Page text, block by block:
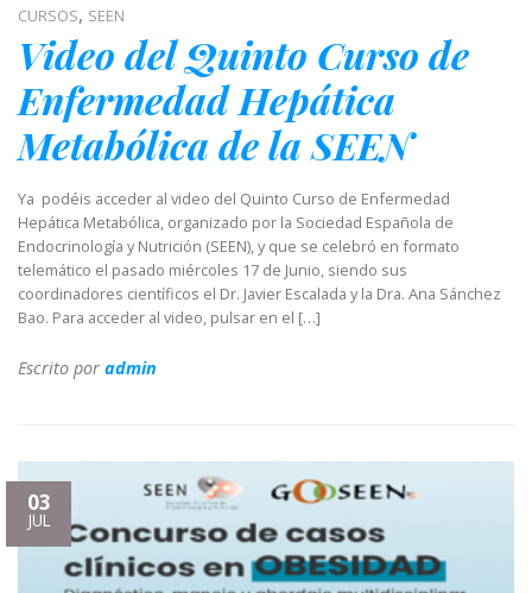
CURSOS, SEEN
Video del Quinto Curso de
Enfermedad Hepática
Metabólica de la SEEN
Ya podéis acceder al video del Quinto Curso de Enfermedad
Hepática Metabólica, organizado por la Sociedad Española de
Endocrinología y Nutrición (SEEN), y que se celebró en formato
telemático el pasado miércoles 17 de Junio, siendo sus
coordinadores científicos el Dr. Javier Escalada y la Dra. Ana Sánchez
Bao. Para acceder al video, pulsar en el […]
Escrito por admin
03
JUL